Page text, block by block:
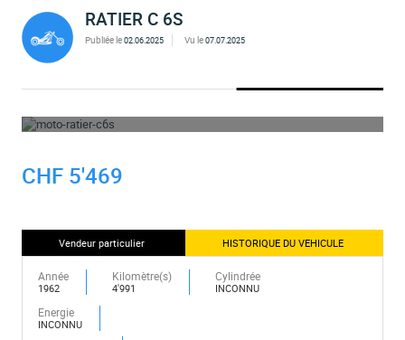
RATIER C 6S
Publiée le02.06.2025 Vu le07.07.2025
CHF 5'469
Vendeur particulier HISTORIQUE DU VEHICULE
Année
1962
Kilomètre(s)
4'991
Cylindrée
INCONNU
Energie
INCONNU